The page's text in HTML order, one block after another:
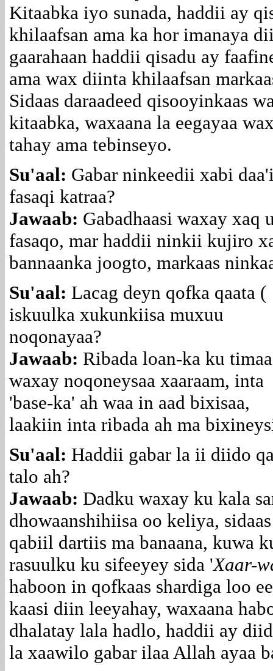
Kitaabka iyo sunada, haddii ay
khilaafsan ama ka hor imanaya
gaarahaan haddii qisadu ay
ama wax diinta khilaafsan
Sidaas daraadeed qisooyinkaas
kitaabka, waxaana la eegayaa
tahay ama tebinseyo.
Su'aal: Gabar ninkeedii xabi
fasaqi katraa?
Jawaab: Gabadhaasi waxay xaq
fasaqo, mar haddii ninkii kujiro
bannaanka joogto, markaas
Su'aal: Lacag deyn qofka qaata (
iskuulka xukunkiisa muxuu
noqonayaa?
Jawaab: Ribada loan-ka ku
waxay noqoneysaa xaaraam, inta
'base-ka' ah waa in aad bixisaa,
laakiin inta ribada ah ma
Su'aal: Haddii gabar la ii diido
talo ah?
Jawaab: Dadku waxay ku kala
dhowaanshihiisa oo keliya,
qabiil dartiis ma banaana, kuwa
rasuulku ku sifeeyey sida 'Xaar-
haboon in qofkaas shardiga loo
kaasi diin leeyahay, waxaana
dhalatay lala hadlo, haddii ay
la xaawilo gabar ilaa Allah ayaa